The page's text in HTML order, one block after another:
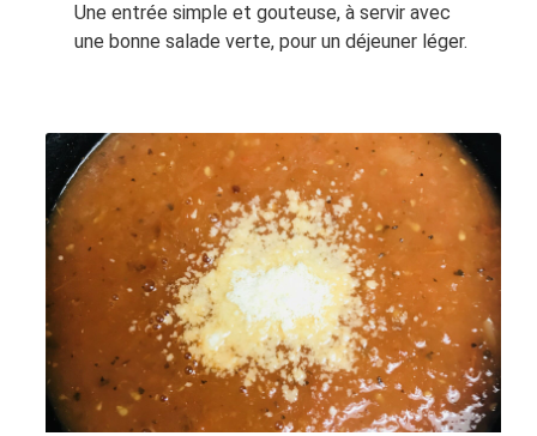
Une entrée simple et gouteuse, à servir avec
une bonne salade verte, pour un déjeuner léger.